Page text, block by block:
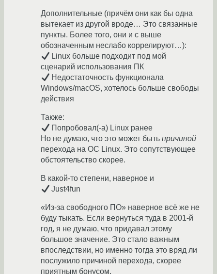
Дополнительные (причём они как бы одна
вытекает из другой вроде… Это связанные
пункты. Более того, они и с выше
обозначенным неслабо коррелируют…):
Linux больше подходит под мой
сценарий использования ПК
Недостаточность функционала
Windows/macOS, хотелось больше свободы
действия
Также:
Попробовал(-а) Linux ранее
Но не думаю, что это может быть причиной
перехода на ОС Linux. Это сопутствующее
обстоятельство скорее.
В какой-то степени, наверное и
Just4fun
«Из-за свободного ПО» наверное всё же не
буду тыкать. Если вернуться туда в 2001-й
год, я не думаю, что придавал этому
большое значение. Это стало важным
впоследствии, но именно тогда это вряд ли
послужило причиной перехода, скорее
приятным бонусом.